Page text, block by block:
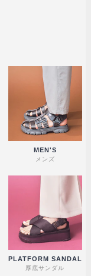
MEN'S
メンズ
PLATFORM SANDAL
厚底サンダル